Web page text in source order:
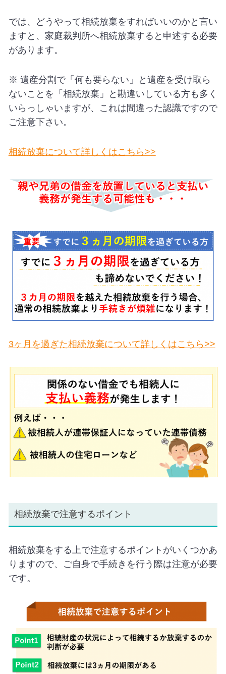
では、どうやって相続放棄をすればいいのかと言い
ますと、家庭裁判所へ相続放棄すると申述する必要
があります。
※ 遺産分割で「何も要らない」と遺産を受け取ら
ないことを「相続放棄」と勘違いしている方も多く
いらっしゃいますが、これは間違った認識ですので
ご注意下さい。
相続放棄について詳しくはこちら>>
3ヶ月を過ぎた相続放棄について詳しくはこちら>>
相続放棄で注意するポイント
相続放棄をする上で注意するポイントがいくつかあ
りますので、ご自身で手続きを行う際は注意が必要
です。